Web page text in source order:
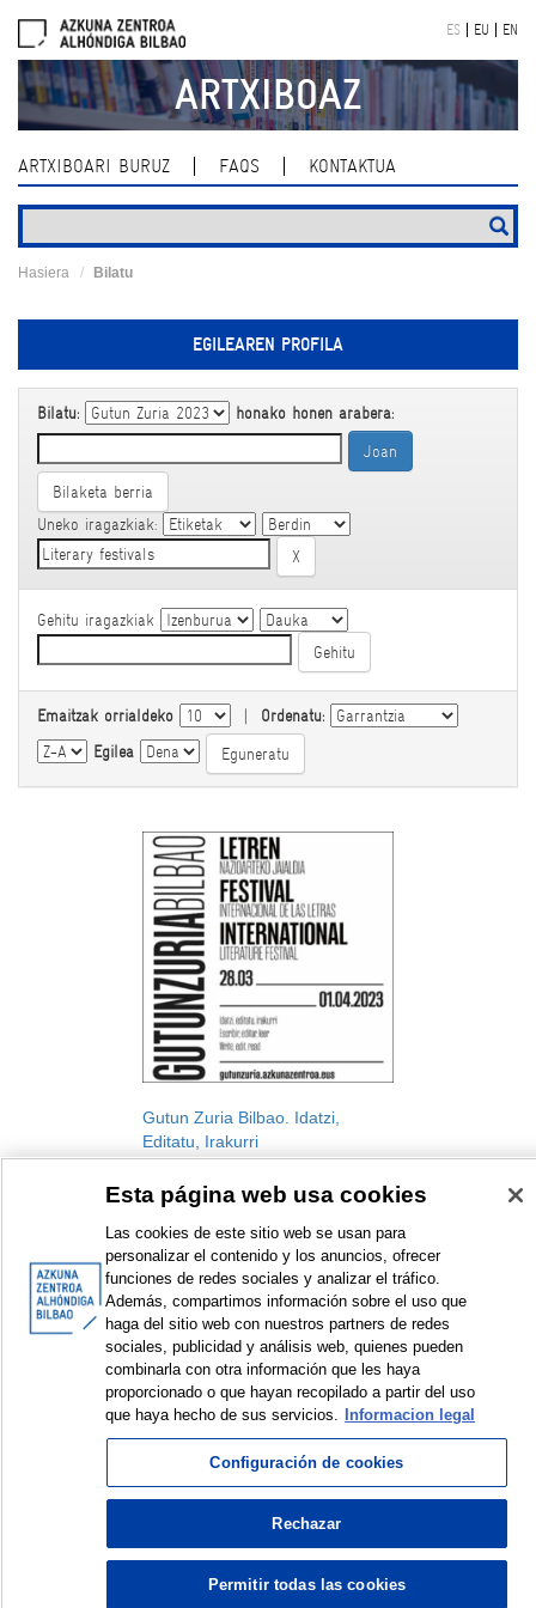
navigation
ES EU EN
ARTXIBOAZ
ARTXIBOARI BURUZ FAQS KONTAKTUA
Hasiera Bilatu
EGILEAREN PROFILA
Bilatu: honako honen arabera:
Bilaketa berria
Uneko iragazkiak:
Gehitu iragazkiak
Emaitzak orrialdeko | Ordenatu:
Egilea
Gutun Zuria Bilbao. Idatzi,
Editatu, Irakurri
Nazioarteko Jaialdia
Jaialdia
2023
Erakusten diren elementuak: 1 a 1 de 1
© Azkuna Zentroa - Alhóndiga Bilbao
Esta página web usa cookies
Las cookies de este sitio web se usan para
personalizar el contenido y los anuncios, ofrecer
funciones de redes sociales y analizar el tráfico.
Además, compartimos información sobre el uso que
haga del sitio web con nuestros partners de redes
sociales, publicidad y análisis web, quienes pueden
combinarla con otra información que les haya
proporcionado o que hayan recopilado a partir del uso
que haya hecho de sus servicios.
Informacion legal
Configuración de cookies
Rechazar
Permitir todas las cookies